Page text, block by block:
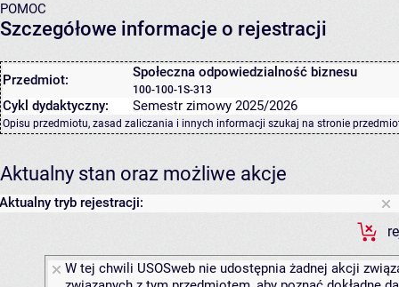
POMOC
Szczegółowe informacje o rejestracji
Przedmiot: Społeczna odpowiedzialność biznesu
100-100-1S-313
Cykl dydaktyczny: Semestr zimowy 2025/2026
Opisu przedmiotu, zasad zaliczania i innych informacji szukaj na stronie
Aktualny stan oraz możliwe akcje
Aktualny tryb rejestracji:
W tej chwili USOSweb nie udostępnia żadnej akcji